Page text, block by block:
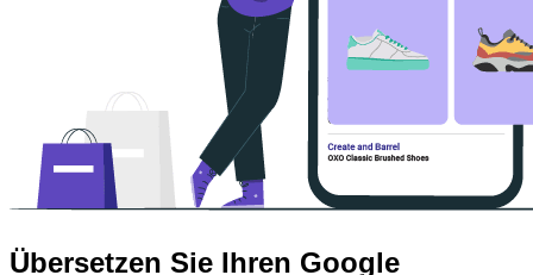
Übersetzen Sie Ihren Google